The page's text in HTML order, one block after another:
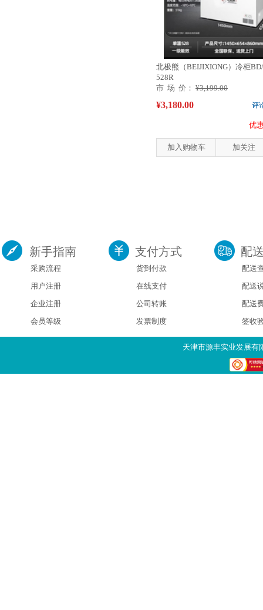
北极熊（BEIJIXIONG）冷柜
528R
市 场 价： ¥3,199.00
评
¥3,180.00
优
加入购物车 加关注
新手指南
采购流程
用户注册
企业注册
会员等级
支付方式
货到付款
在线支付
公司转账
发票制度
配
配送
配送
配送
签收
天津市源丰实业发展